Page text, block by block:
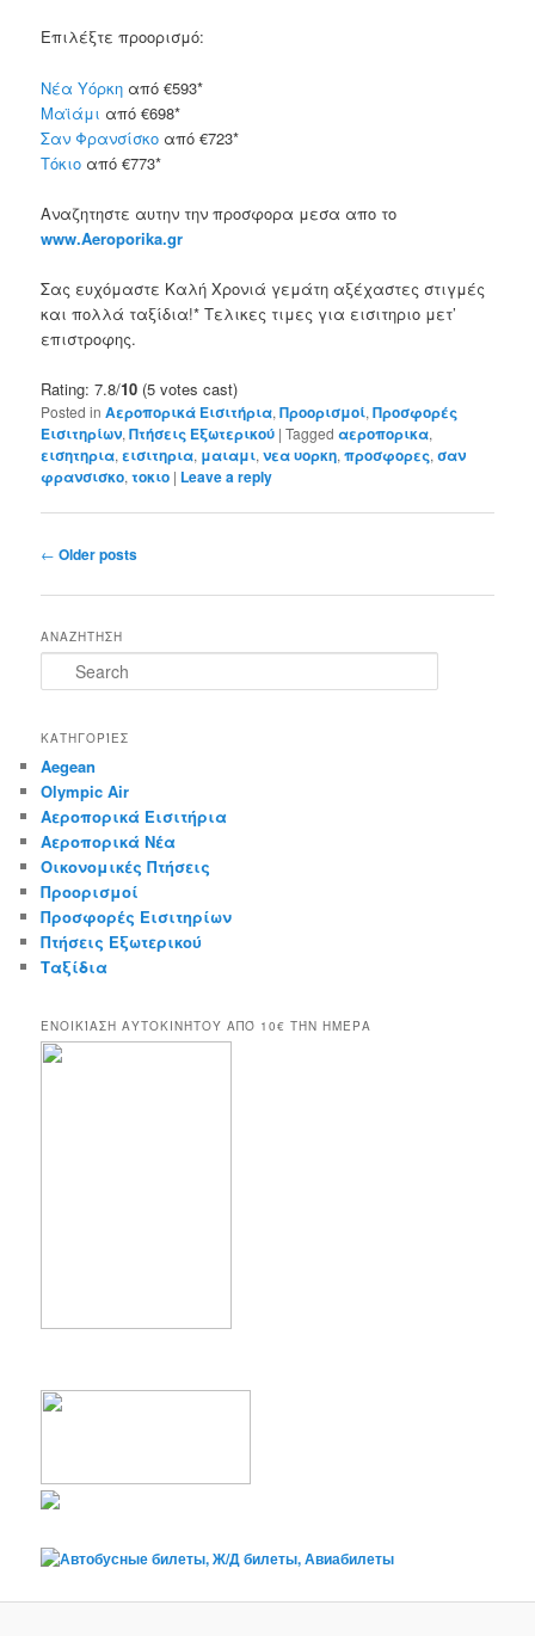
Επιλέξτε προορισμό:
Νέα Υόρκη από €593*
Μαϊάμι από €698*
Σαν Φρανσίσκο από €723*
Τόκιο από €773*
Αναζητηστε αυτην την προσφορα μεσα απο το
www.Aeroporika.gr
Σας ευχόμαστε Καλή Χρονιά γεμάτη αξέχαστες στιγμές
και πολλά ταξίδια!* Τελικες τιμες για εισιτηριο μετ’
επιστροφης.
Rating: 7.8/10 (5 votes cast)
Posted in Αεροπορικά Εισιτήρια,Προορισμοί,Προσφορές
Εισιτηρίων,Πτήσεις Εξωτερικού |Tagged αεροπορικα,
εισητηρια,εισιτηρια, μαιαμι,νεα υορκη,προσφορες,σαν
φρανσισκο,τοκιο | Leave a reply
Post
← Older posts
ΑΝΑΖΗΤΗΣΗ
e
r
h
ΚΑΤΗΓΟΡΊΕΣ
Aegean
Olympic Air
Αεροπορικά Εισιτήρια
Αεροπορικά Νέα
Οικονομικές Πτήσεις
Προορισμοί
Προσφορές Εισιτηρίων
Πτήσεις Εξωτερικού
Ταξίδια
ΕΝΟΙΚΊΑΣΗ ΑΥΤΟΚΙΝΉΤΟΥ ΑΠΌ 10€ ΤΉΝ ΗΜΈΡΑ